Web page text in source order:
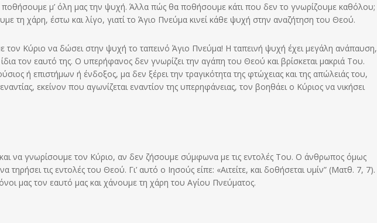
ποθήσουμε μ’ όλη μας την ψυχή. Άλλα πώς θα ποθήσουμε κάτι που δεν το γνωρίζουμε καθόλου;
τη χάρη, έστω και λίγο, γιατί το Άγιο Πνεύμα κινεί κάθε ψυχή στην αναζήτηση του Θεού.
Κύριο να δώσει στην ψυχή το ταπεινό Άγιο Πνεύμα! Η ταπεινή ψυχή έχει μεγάλη ανάπαυση,
τον εαυτό της. Ο υπερήφανος δεν γνωρίζει την αγάπη του Θεού και βρίσκεται μακριά Του.
ή επιστήμων ή ένδοξος, μα δεν ξέρει την τραγικότητα της φτώχειας και της απώλειάς του,
εκείνον που αγωνίζεται εναντίον της υπερηφάνειας, τον βοηθάει ο Κύριος να νικήσει
να γνωρίσουμε τον Κύριο, αν δεν ζήσουμε σύμφωνα με τις εντολές Του. Ο άνθρωπος όμως
τηρήσει τις εντολές του Θεού. Γι’ αυτό ο Ιησούς είπε: «Αιτείτε, και δοθήσεται υμίν” (Ματθ. 7, 7).
μας τον εαυτό μας και χάνουμε τη χάρη του Αγίου Πνεύματος.